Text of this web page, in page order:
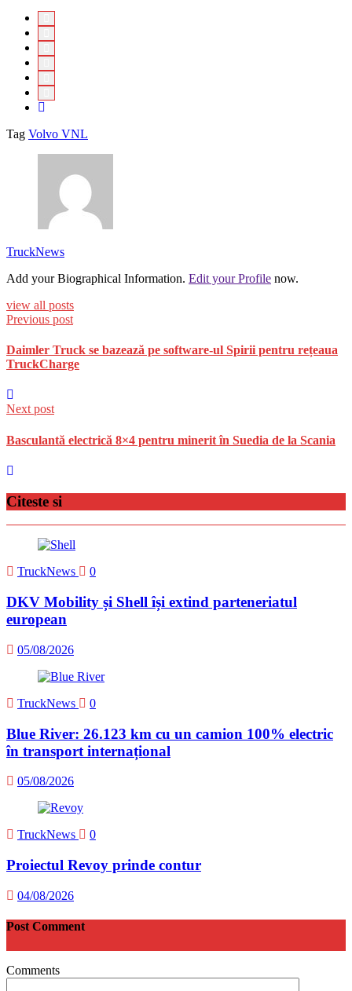
Tag Volvo VNL
TruckNews
Add your Biographical Information. Edit your Profile now.
view all posts
Previous post
Daimler Truck se bazează pe software-ul Spirii pentru rețeaua
TruckCharge
Next post
Basculantă electrică 8×4 pentru minerit în Suedia de la Scania
Citeste si
TruckNews 0
DKV Mobility și Shell își extind parteneriatul
european
05/08/2026
TruckNews 0
Blue River: 26.123 km cu un camion 100% electric
în transport internațional
05/08/2026
TruckNews 0
Proiectul Revoy prinde contur
04/08/2026
Post Comment
Comments